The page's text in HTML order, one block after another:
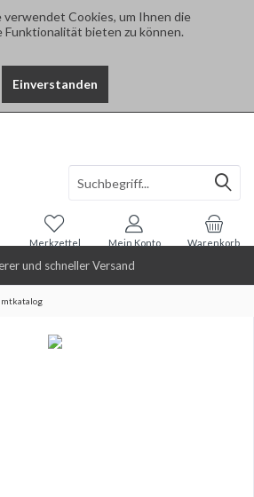
Cookies, um Ihnen die
Funktionalität bieten zu können.
Einverstanden
und schneller Versand
Warenkorb
Merkzettel Mein Konto